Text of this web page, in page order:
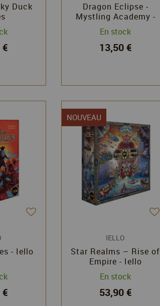
Duck
Dragon Eclipse -
Mystling Academy -
Peare vs Arboro -
Awaken Realms
En stock
13,50 €
- Iello
NOUVEAU
IELLO
Star Realms – Rise of
Empire - Iello
En stock
53,90 €